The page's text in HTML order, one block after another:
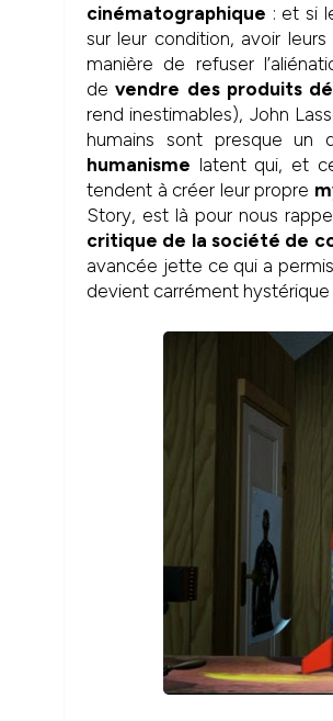
cinématographique : et si
sur leur condition, avoir
manière de refuser
de vendre des produits
rend inestimables), John
humains sont presque un
humanisme latent qui, et
tendent à créer leur propre
Story, est là pour nous
critique de la société de
avancée jette ce qui a
devient carrément hystérique